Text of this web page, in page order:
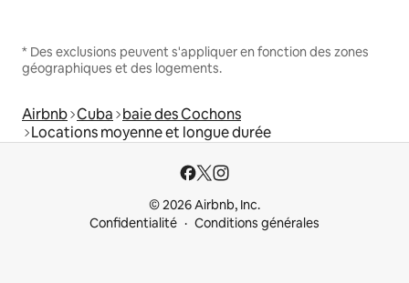
* Des exclusions peuvent s'appliquer en fonction des zones
géographiques et des logements.
Airbnb Cuba baie des Cochons
Locations moyenne et longue durée
© 2026 Airbnb, Inc.
Confidentialité
Conditions générales